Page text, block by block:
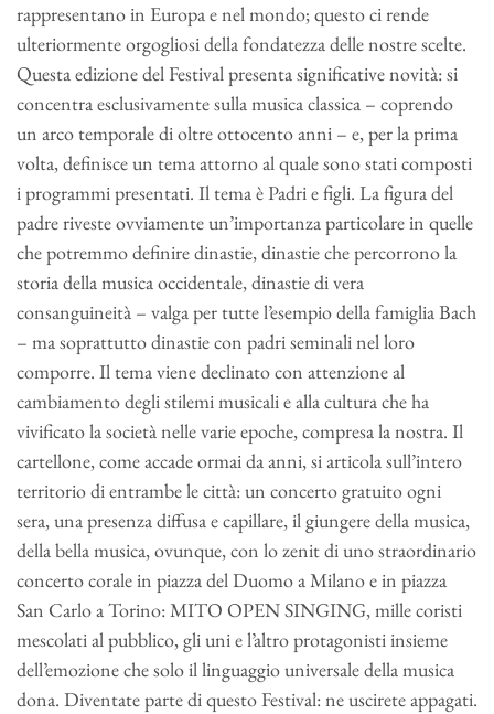
rappresentano in Europa e nel mondo; questo ci rende
ulteriormente orgogliosi della fondatezza delle nostre scelte.
Questa edizione del Festival presenta significative novità: si
concentra esclusivamente sulla musica classica – coprendo
un arco temporale di oltre ottocento anni – e, per la prima
volta, definisce un tema attorno al quale sono stati composti
i programmi presentati. Il tema è Padri e figli. La figura del
padre riveste ovviamente un’importanza particolare in quelle
che potremmo definire dinastie, dinastie che percorrono la
storia della musica occidentale, dinastie di vera
consanguineità – valga per tutte l’esempio della famiglia Bach
– ma soprattutto dinastie con padri seminali nel loro
comporre. Il tema viene declinato con attenzione al
cambiamento degli stilemi musicali e alla cultura che ha
vivificato la società nelle varie epoche, compresa la nostra. Il
cartellone, come accade ormai da anni, si articola sull’intero
territorio di entrambe le città: un concerto gratuito ogni
sera, una presenza diffusa e capillare, il giungere della musica,
della bella musica, ovunque, con lo zenit di uno straordinario
concerto corale in piazza del Duomo a Milano e in piazza
San Carlo a Torino: MITO OPEN SINGING, mille coristi
mescolati al pubblico, gli uni e l’altro protagonisti insieme
dell’emozione che solo il linguaggio universale della musica
dona. Diventate parte di questo Festival: ne uscirete appagati.